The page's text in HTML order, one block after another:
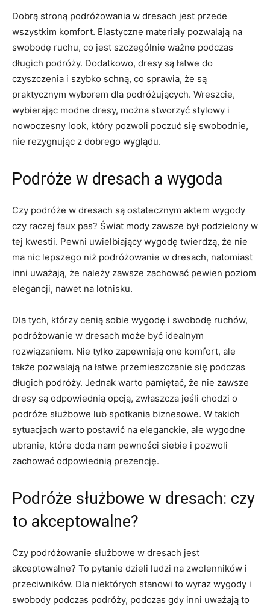
Dobrą ‌stroną podróżowania w dresach⁢ jest​ przede⁤
wszystkim ‍komfort. Elastyczne ​materiały pozwalają na ​
swobodę ruchu, co jest szczególnie ważne podczas
długich podróży. Dodatkowo,⁤ dresy​ są ‍łatwe do
czyszczenia i szybko schną, co sprawia, ‌że są
praktycznym wyborem dla podróżujących.⁢ Wreszcie,
wybierając modne dresy, można stworzyć⁤ stylowy​ i
nowoczesny look, który ⁣pozwoli poczuć się ⁣swobodnie,​
nie rezygnując z dobrego⁢ wyglądu.
Podróże w dresach a wygoda
Czy podróże⁤ w dresach są ostatecznym aktem wygody
czy​ raczej faux pas? Świat mody zawsze był podzielony⁣ w
tej kwestii. Pewni ⁤uwielbiający ⁣wygodę twierdzą, że nie
ma ⁢nic lepszego niż podróżowanie w dresach, natomiast⁤
inni uważają,⁤ że⁤ należy zawsze zachować ‍pewien poziom⁤
elegancji, nawet na lotnisku.
Dla⁢ tych, którzy cenią sobie ⁤wygodę i ​swobodę ruchów,
‌podróżowanie ⁣w dresach może ⁤być​ idealnym
rozwiązaniem. Nie ​tylko ⁣zapewniają one komfort, ⁢ale
także ⁤pozwalają na łatwe przemieszczanie się podczas
długich podróży. Jednak warto pamiętać, że nie zawsze
dresy są odpowiednią ​opcją,⁣ zwłaszcza jeśli ​chodzi⁢ o⁣
podróże służbowe lub‌ spotkania ‌biznesowe. W takich
‍sytuacjach warto postawić​ na eleganckie, ale wygodne
⁢ubranie, które doda⁢ nam pewności siebie i pozwoli
zachować odpowiednią​ prezencję.
Podróże służbowe ‍w dresach: ⁢czy‌
to akceptowalne?
Czy podróżowanie służbowe w dresach jest
akceptowalne? To pytanie‍ dzieli ludzi ⁤na zwolenników i⁤
przeciwników. Dla niektórych stanowi ⁣to wyraz⁣ wygody​ i
⁣swobody podczas podróży, podczas ​gdy inni ‌uważają to